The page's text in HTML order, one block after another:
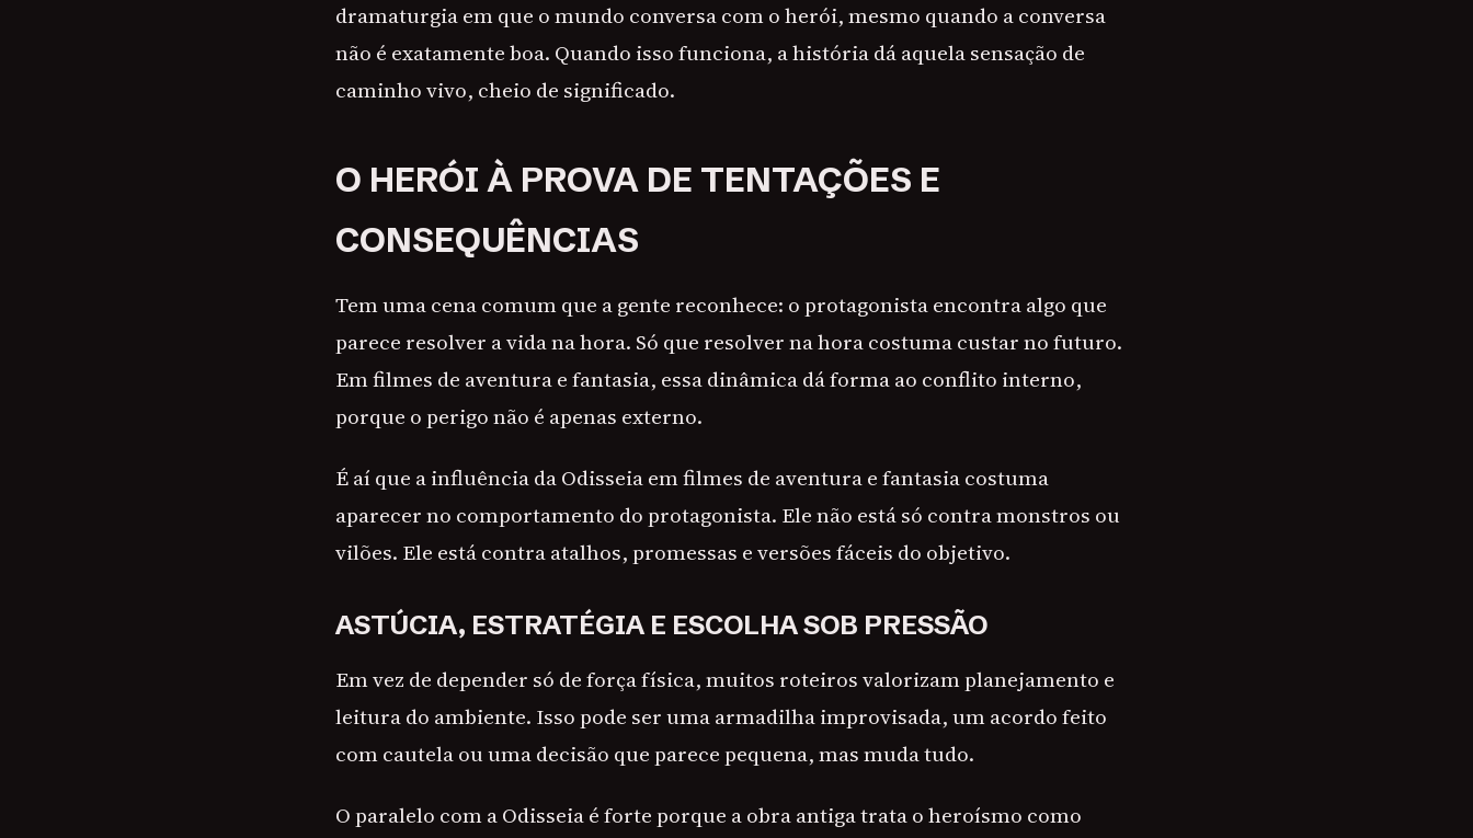
dramaturgia em que o mundo conversa com o herói, mesmo quando a conversa
não é exatamente boa. Quando isso funciona, a história dá aquela sensação de
caminho vivo, cheio de significado.
O HERÓI À PROVA DE TENTAÇÕES E
CONSEQUÊNCIAS
Tem uma cena comum que a gente reconhece: o protagonista encontra algo que
parece resolver a vida na hora. Só que resolver na hora costuma custar no futuro.
Em filmes de aventura e fantasia, essa dinâmica dá forma ao conflito interno,
porque o perigo não é apenas externo.
É aí que a influência da Odisseia em filmes de aventura e fantasia costuma
aparecer no comportamento do protagonista. Ele não está só contra monstros ou
vilões. Ele está contra atalhos, promessas e versões fáceis do objetivo.
ASTÚCIA, ESTRATÉGIA E ESCOLHA SOB PRESSÃO
Em vez de depender só de força física, muitos roteiros valorizam planejamento e
leitura do ambiente. Isso pode ser uma armadilha improvisada, um acordo feito
com cautela ou uma decisão que parece pequena, mas muda tudo.
O paralelo com a Odisseia é forte porque a obra antiga trata o heroísmo como